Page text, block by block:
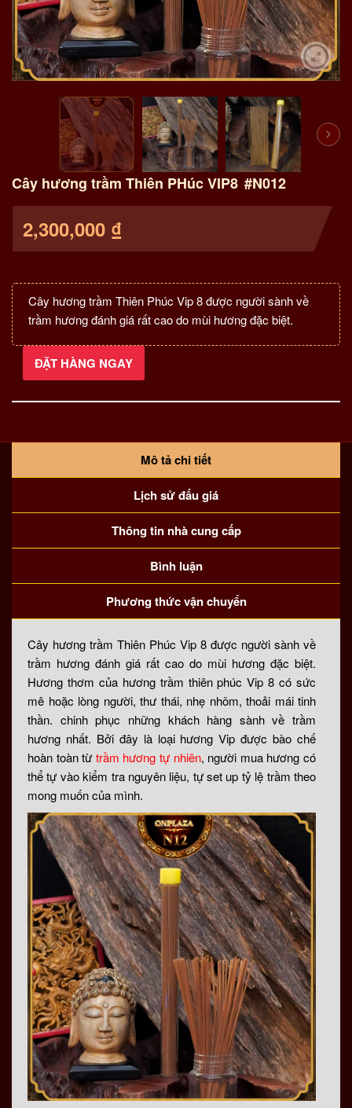
Cây hương trầm Thiên PHúc VIP8 #N012
2,300,000 ₫
Cây hương trầm Thiên Phúc Vip 8 được người sành về
trầm hương đánh giá rất cao do mùi hương đặc biệt.
hương
trầm
PHúc
số
ĐẶT HÀNG NGAY
Mô tả chi tiết
Lịch sử đấu giá
Thông tin nhà cung cấp
Bình luận
Phương thức vận chuyển
Cây hương trầm Thiên Phúc Vip 8 được người sành về
trầm hương đánh giá rất cao do mùi hương đặc biệt.
Hương thơm của hương trầm thiên phúc Vip 8 có sức
mê hoặc lòng người, thư thái, nhẹ nhõm, thoải mái tinh
thần. chinh phục những khách hàng sành về trầm
hương nhất. Bởi đây là loại hương Vip được bào chế
hoàn toàn từ trầm hương tự nhiên, người mua hương có
thể tự vào kiểm tra nguyên liệu, tự set up tỷ lệ trầm theo
mong muốn của mình.